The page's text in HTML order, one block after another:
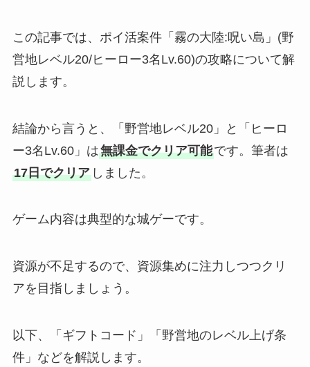
この記事では、ポイ活案件「霧の大陸:呪い島」(野
営地レベル20/ヒーロー3名Lv.60)の攻略について解
説します。
結論から言うと、「野営地レベル20」と「ヒーロ
ー3名Lv.60」は無課金でクリア可能です。筆者は
17日でクリアしました。
ゲーム内容は典型的な城ゲーです。
資源が不足するので、資源集めに注力しつつクリ
アを目指しましょう。
以下、「ギフトコード」「野営地のレベル上げ条
件」などを解説します。